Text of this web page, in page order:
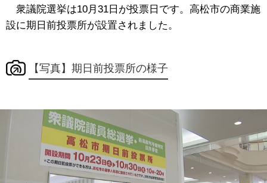
衆議院選挙は10月31日が投票日です。高松市の商業施
設に期日前投票所が設置されました。
【写真】期日前投票所の様子